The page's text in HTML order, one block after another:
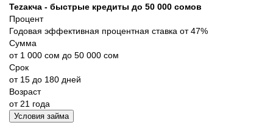
Tezакча - быстрые кредиты до 50 000 сомов
Процент
Годовая эффективная процентная ставка от 47%
Сумма
от 1 000 сом до 50 000 сом
Срок
от 15 до 180 дней
Возраст
от 21 года
Условия займа